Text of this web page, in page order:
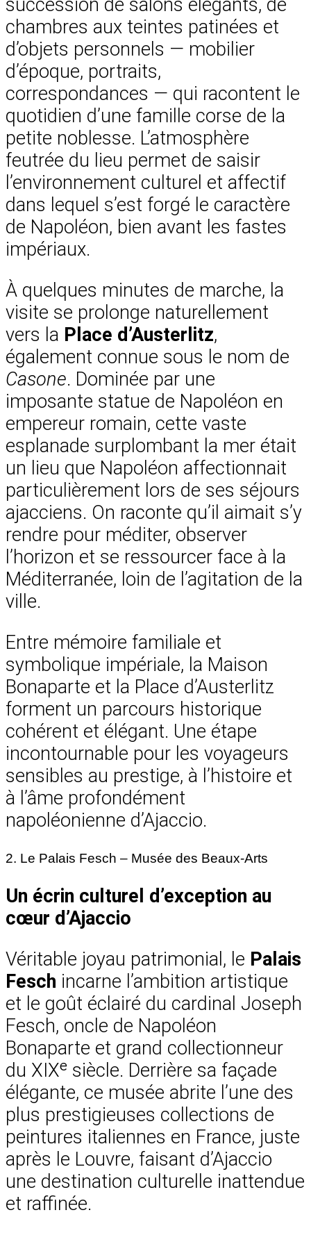
succession de salons élégants, de
chambres aux teintes patinées et
d’objets personnels — mobilier
d’époque, portraits,
correspondances — qui racontent le
quotidien d’une famille corse de la
petite noblesse. L’atmosphère
feutrée du lieu permet de saisir
l’environnement culturel et affectif
dans lequel s’est forgé le caractère
de Napoléon, bien avant les fastes
impériaux.
À quelques minutes de marche, la
visite se prolonge naturellement
vers la Place d’Austerlitz,
également connue sous le nom de
Casone. Dominée par une
imposante statue de Napoléon en
empereur romain, cette vaste
esplanade surplombant la mer était
un lieu que Napoléon affectionnait
particulièrement lors de ses séjours
ajacciens. On raconte qu’il aimait s’y
rendre pour méditer, observer
l’horizon et se ressourcer face à la
Méditerranée, loin de l’agitation de la
ville.
Entre mémoire familiale et
symbolique impériale, la Maison
Bonaparte et la Place d’Austerlitz
forment un parcours historique
cohérent et élégant. Une étape
incontournable pour les voyageurs
sensibles au prestige, à l’histoire et
à l’âme profondément
napoléonienne d’Ajaccio.
2. Le Palais Fesch – Musée des Beaux-Arts
Un écrin culturel d’exception au
cœur d’Ajaccio
Véritable joyau patrimonial, le Palais
Fesch incarne l’ambition artistique
et le goût éclairé du cardinal Joseph
Fesch, oncle de Napoléon
Bonaparte et grand collectionneur
du XIXᵉ siècle. Derrière sa façade
élégante, ce musée abrite l’une des
plus prestigieuses collections de
peintures italiennes en France, juste
après le Louvre, faisant d’Ajaccio
une destination culturelle inattendue
et raffinée.